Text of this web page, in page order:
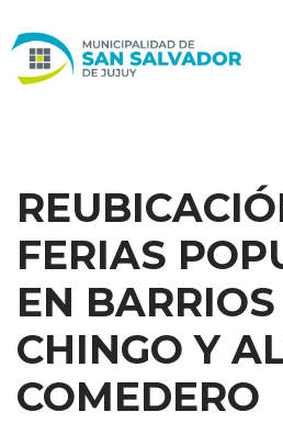
al
FERIAS
EN
CHINGO Y
COMEDERO